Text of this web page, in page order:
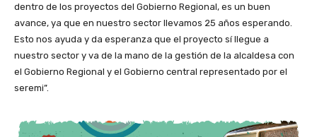
dentro de los proyectos del Gobierno Regional, es un buen
avance, ya que en nuestro sector llevamos 25 años esperando.
Esto nos ayuda y da esperanza que el proyecto sí llegue a
nuestro sector y va de la mano de la gestión de la alcaldesa con
el Gobierno Regional y el Gobierno central representado por el
seremi”.